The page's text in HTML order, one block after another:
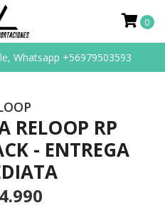
Whatsapp +56979503593
0
RELOOP RP
- ENTREGA